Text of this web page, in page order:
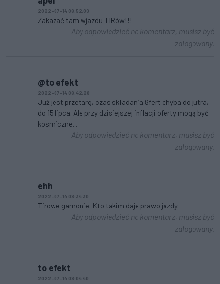
2022-07-14 08:52:09
Zakazać tam wjazdu TIRów!!!
Aby odpowiedzieć na komentarz, musisz być
zalogowany.
@to efekt
2022-07-14 08:42:28
Już jest przetarg, czas składania 9fert chyba do jutra,
do 15 lipca. Ale przy dzisiejszej inflacji oferty mogą być
kosmiczne...
Aby odpowiedzieć na komentarz, musisz być
zalogowany.
ehh
2022-07-14 08:34:30
Tirowe gamonie. Kto takim daje prawo jazdy.
Aby odpowiedzieć na komentarz, musisz być
zalogowany.
to efekt
2022-07-14 08:04:40